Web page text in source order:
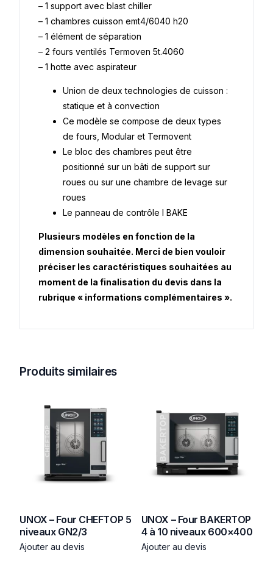
– 1 support avec blast chiller
– 1 chambres cuisson emt4/6040 h20
– 1 élément de séparation
– 2 fours ventilés Termoven 5t.4060
– 1 hotte avec aspirateur
Union de deux technologies de cuisson :
statique et à convection
Ce modèle se compose de deux types
de fours, Modular et Termovent
Le bloc des chambres peut être
positionné sur un bâti de support sur
roues ou sur une chambre de levage sur
roues
Le panneau de contrôle I BAKE
Plusieurs modèles en fonction de la
dimension souhaitée. Merci de bien vouloir
préciser les caractéristiques souhaitées au
moment de la finalisation du devis dans la
rubrique « informations complémentaires ».
Produits similaires
UNOX – Four CHEFTOP 5
niveaux GN2/3
Ajouter au devis
UNOX – Four BAKERTOP
4 à 10 niveaux 600×400
Ajouter au devis